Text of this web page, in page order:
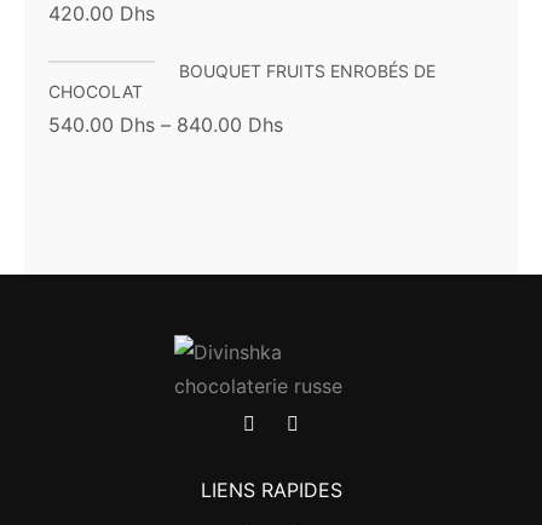
420.00 Dhs
BOUQUET FRUITS ENROBÉS DE
CHOCOLAT
540.00 Dhs – 840.00 Dhs
LIENS RAPIDES